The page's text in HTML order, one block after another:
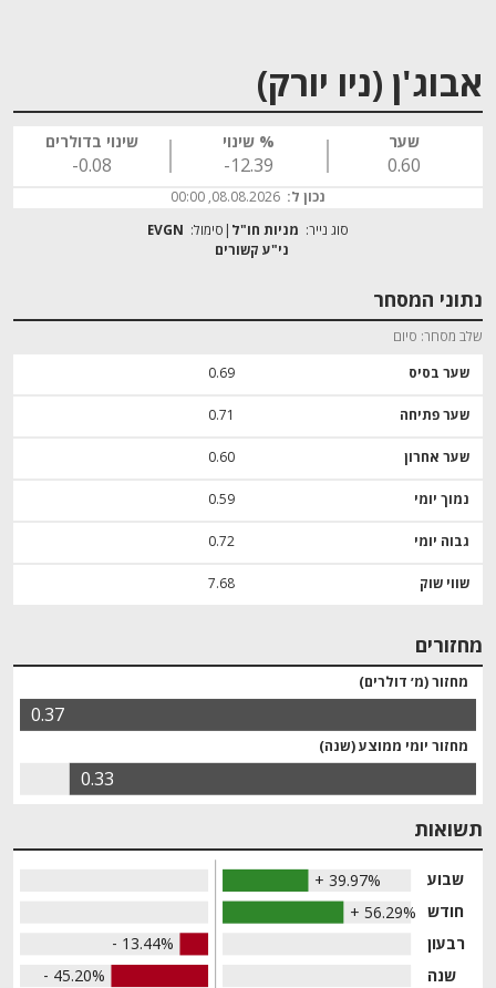
אבוג'ן (ניו יורק)
שער
0.60
% שינוי
‎-12.39
שינוי בדולרים
‎-0.08
נכון ל: 08.08.2026, 00:00
סוג נייר: מניות חו"ל סימול: EVGN
נתוני המסחר
שלב מסחר סיום
שער בסיס 0.69
שער פתיחה 0.71
שער אחרון 0.60
נמוך יומי 0.59
גבוה יומי 0.72
שווי שוק 7.68
מחזורים
0.37
0.33
מחזור יומי ממוצע (שנה)
מחזור (מ׳ דולרים)
תשואות
+ 39.97%
+ 56.29%
- 13.44%
- 45.20% שנה
רבעון
חודש
שבוע